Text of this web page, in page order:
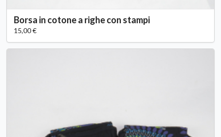
Borsa in cotone a righe con stampi
15,00 €